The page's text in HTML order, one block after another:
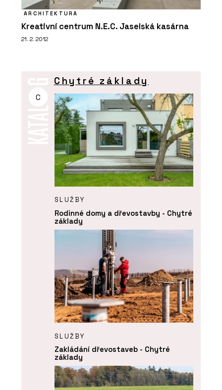
ARCHITEKTURA
Kreativní centrum N.E.C. Jaselská kasárna
21. 2. 2012
C
Chytré základy
SLUŽBY
Rodinné domy a dřevostavby - Chytré
základy
SLUŽBY
Zakládání dřevostaveb - Chytré
základy